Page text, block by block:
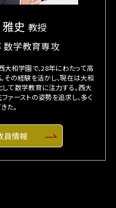
史 教授
数学教育専攻
大和学園で、28年にわたって高
その経験を活かし、現在は大和
て数学教育に注力する。西大
ァーストの姿勢を追求し、多く
た。
員情報